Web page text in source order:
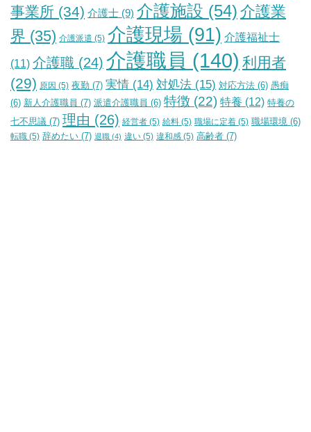
事業所 (34) 介護士 (9) 介護施設 (54) 介護業
界 (35) 介護派遣 (5) 介護現場 (91) 介護福祉士
(11) 介護職 (24) 介護職員 (140) 利用者
(29) 原因 (5) 夜勤 (7) 実情 (14) 対処法 (15) 対応方法 (6) 愚痴
(6) 新人介護職員 (7) 派遣介護職員 (6) 特徴 (22) 特養 (12) 特養の
七不思議 (7) 理由 (26) 経営者 (5) 給料 (5) 職場に定着 (5) 職場環境 (6)
転職 (5) 辞めたい (7) 退職 (4) 違い (5) 違和感 (5) 高齢者 (7)